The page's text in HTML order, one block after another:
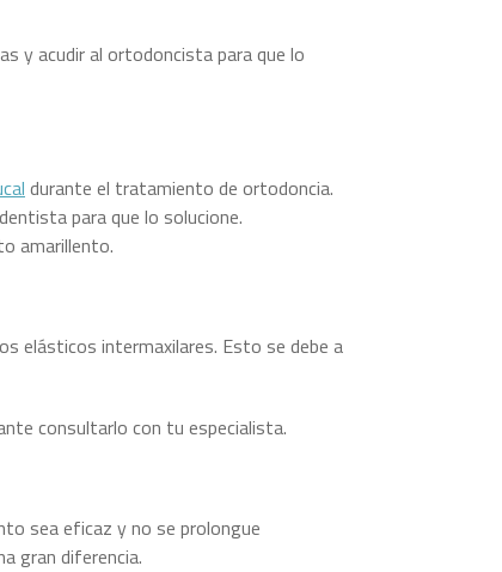
y acudir al ortodoncista para que lo
durante el tratamiento de ortodoncia.
para que lo solucione.
amarillento.
elásticos intermaxilares. Esto se debe a
consultarlo con tu especialista.
sea eficaz y no se prolongue
gran diferencia.